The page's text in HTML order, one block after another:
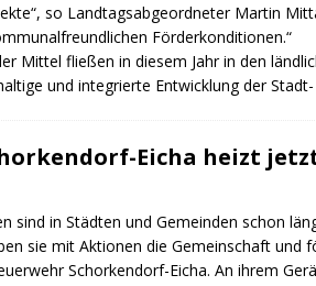
so Landtagsabgeordneter Martin
Förderkonditionen.“
Mittel fließen in diesem Jahr in den
und integrierte Entwicklung der
Eicha heizt
sind in Städten und Gemeinden schon
sie mit Aktionen die Gemeinschaft und
Schorkendorf-Eicha. An ihrem